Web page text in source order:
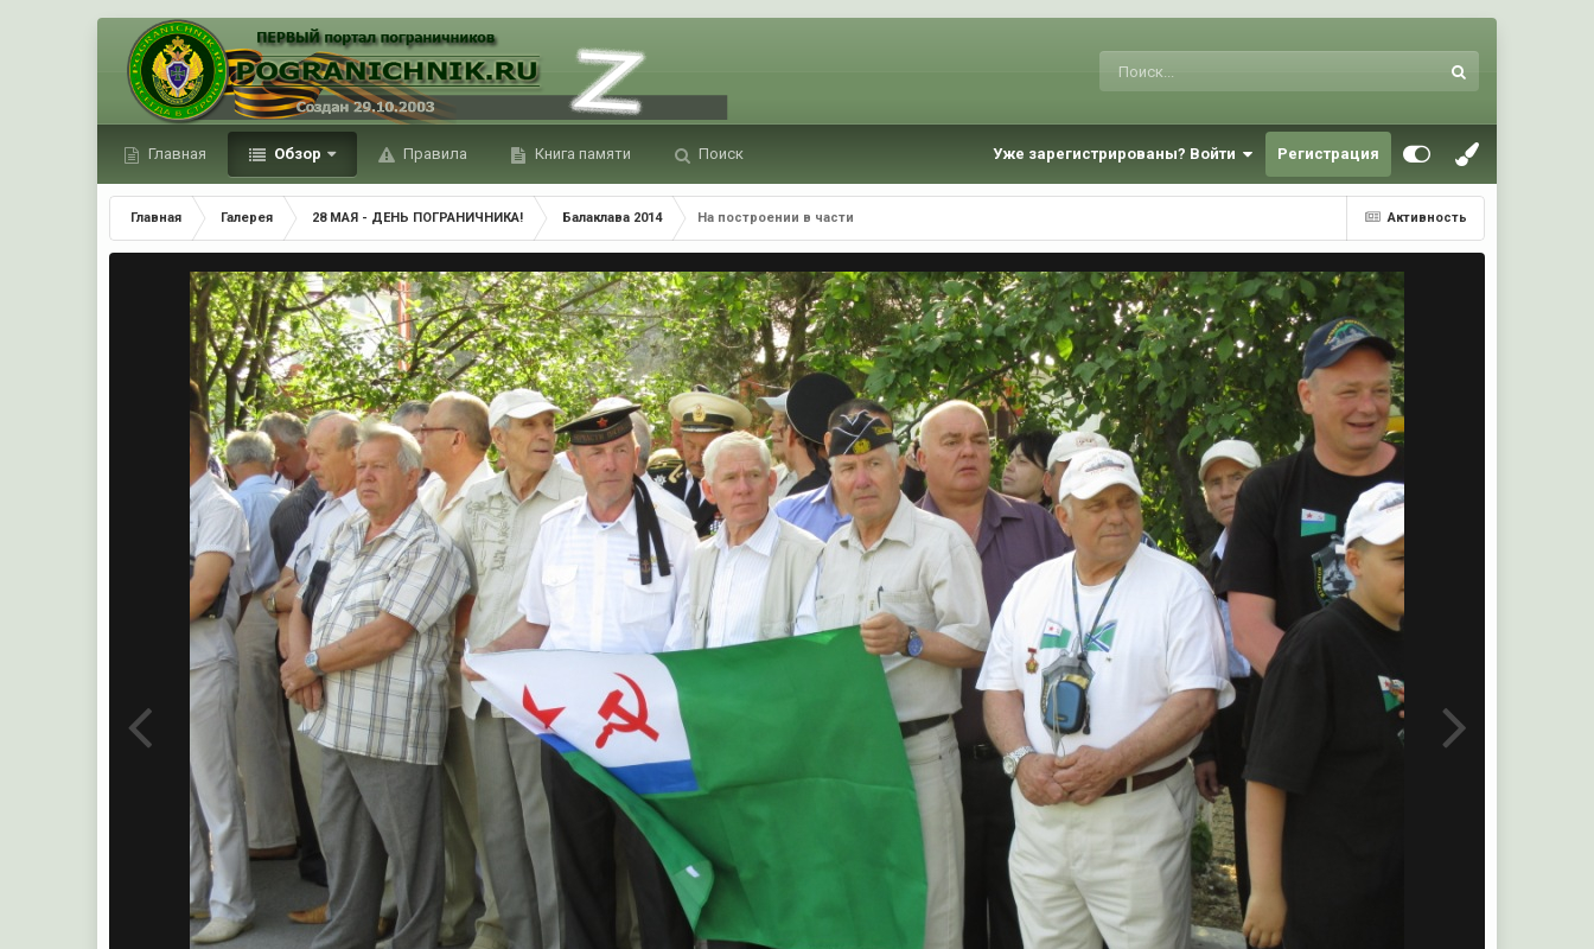
Главная Обзор Правила Книга памяти Поиск Уже зарегистрированы? Войти Регистрация
Активность
Главная Галерея 28 МАЯ - ДЕНЬ ПОГРАНИЧНИКА! Балаклава 2014 На построении в части